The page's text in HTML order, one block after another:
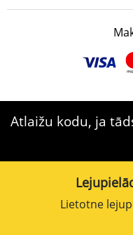
Atlaižu kodu, ja
Lietotne